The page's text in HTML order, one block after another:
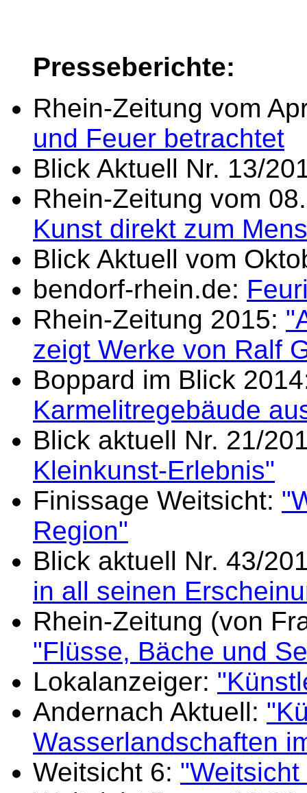
Presseberichte:
Rhein-Zeitung vom
und Feuer betrachtet
Blick Aktuell Nr. 13/
Rhein-Zeitung vom
Kunst direkt zum
Blick Aktuell vom
bendorf-rhein.de:
Rhein-Zeitung 2015:
zeigt Werke von Ralf
Boppard im Blick
Karmelitregebäude
Blick aktuell Nr. 21/
Kleinkunst-Erlebnis"
Finissage Weitsicht:
Region"
Blick aktuell Nr. 43/
in all seinen
Rhein-Zeitung (von
"Flüsse, Bäche und
Lokalanzeiger:
Andernach Aktuell:
Wasserlandschaften
Weitsicht 6: